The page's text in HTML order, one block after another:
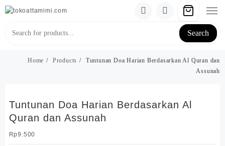
Skip
to
Search
Home Products
Tuntunan Doa Harian Berdasarkan Al Quran dan
Assunah
Tuntunan Doa Harian Berdasarkan Al
Quran dan Assunah
Rp9.500